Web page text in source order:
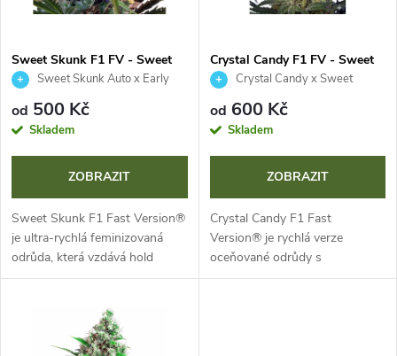
p
r
o
d
u
s
p
r
d
u
Sweet Skunk F1 FV - Sweet
SeedsSweet Skunk Auto x Early
Skunk
od 500 Kč
Skladem
ZOBRAZIT
Sweet Skunk F1 Fast Version®
je ultra-rychlá feminizovaná
odrůda, která vzdává hold
klasické Skunk genetice. S
obsahem THC až 23 % je
ideální pro...
Crystal Candy F1 FV - Sweet
SeedsCrystal Candy x Sweet
Special Auto
od 600 Kč
Skladem
ZOBRAZIT
Crystal Candy F1 Fast
Version® je rychlá verze
oceňované odrůdy s
dominantní složkou indica.